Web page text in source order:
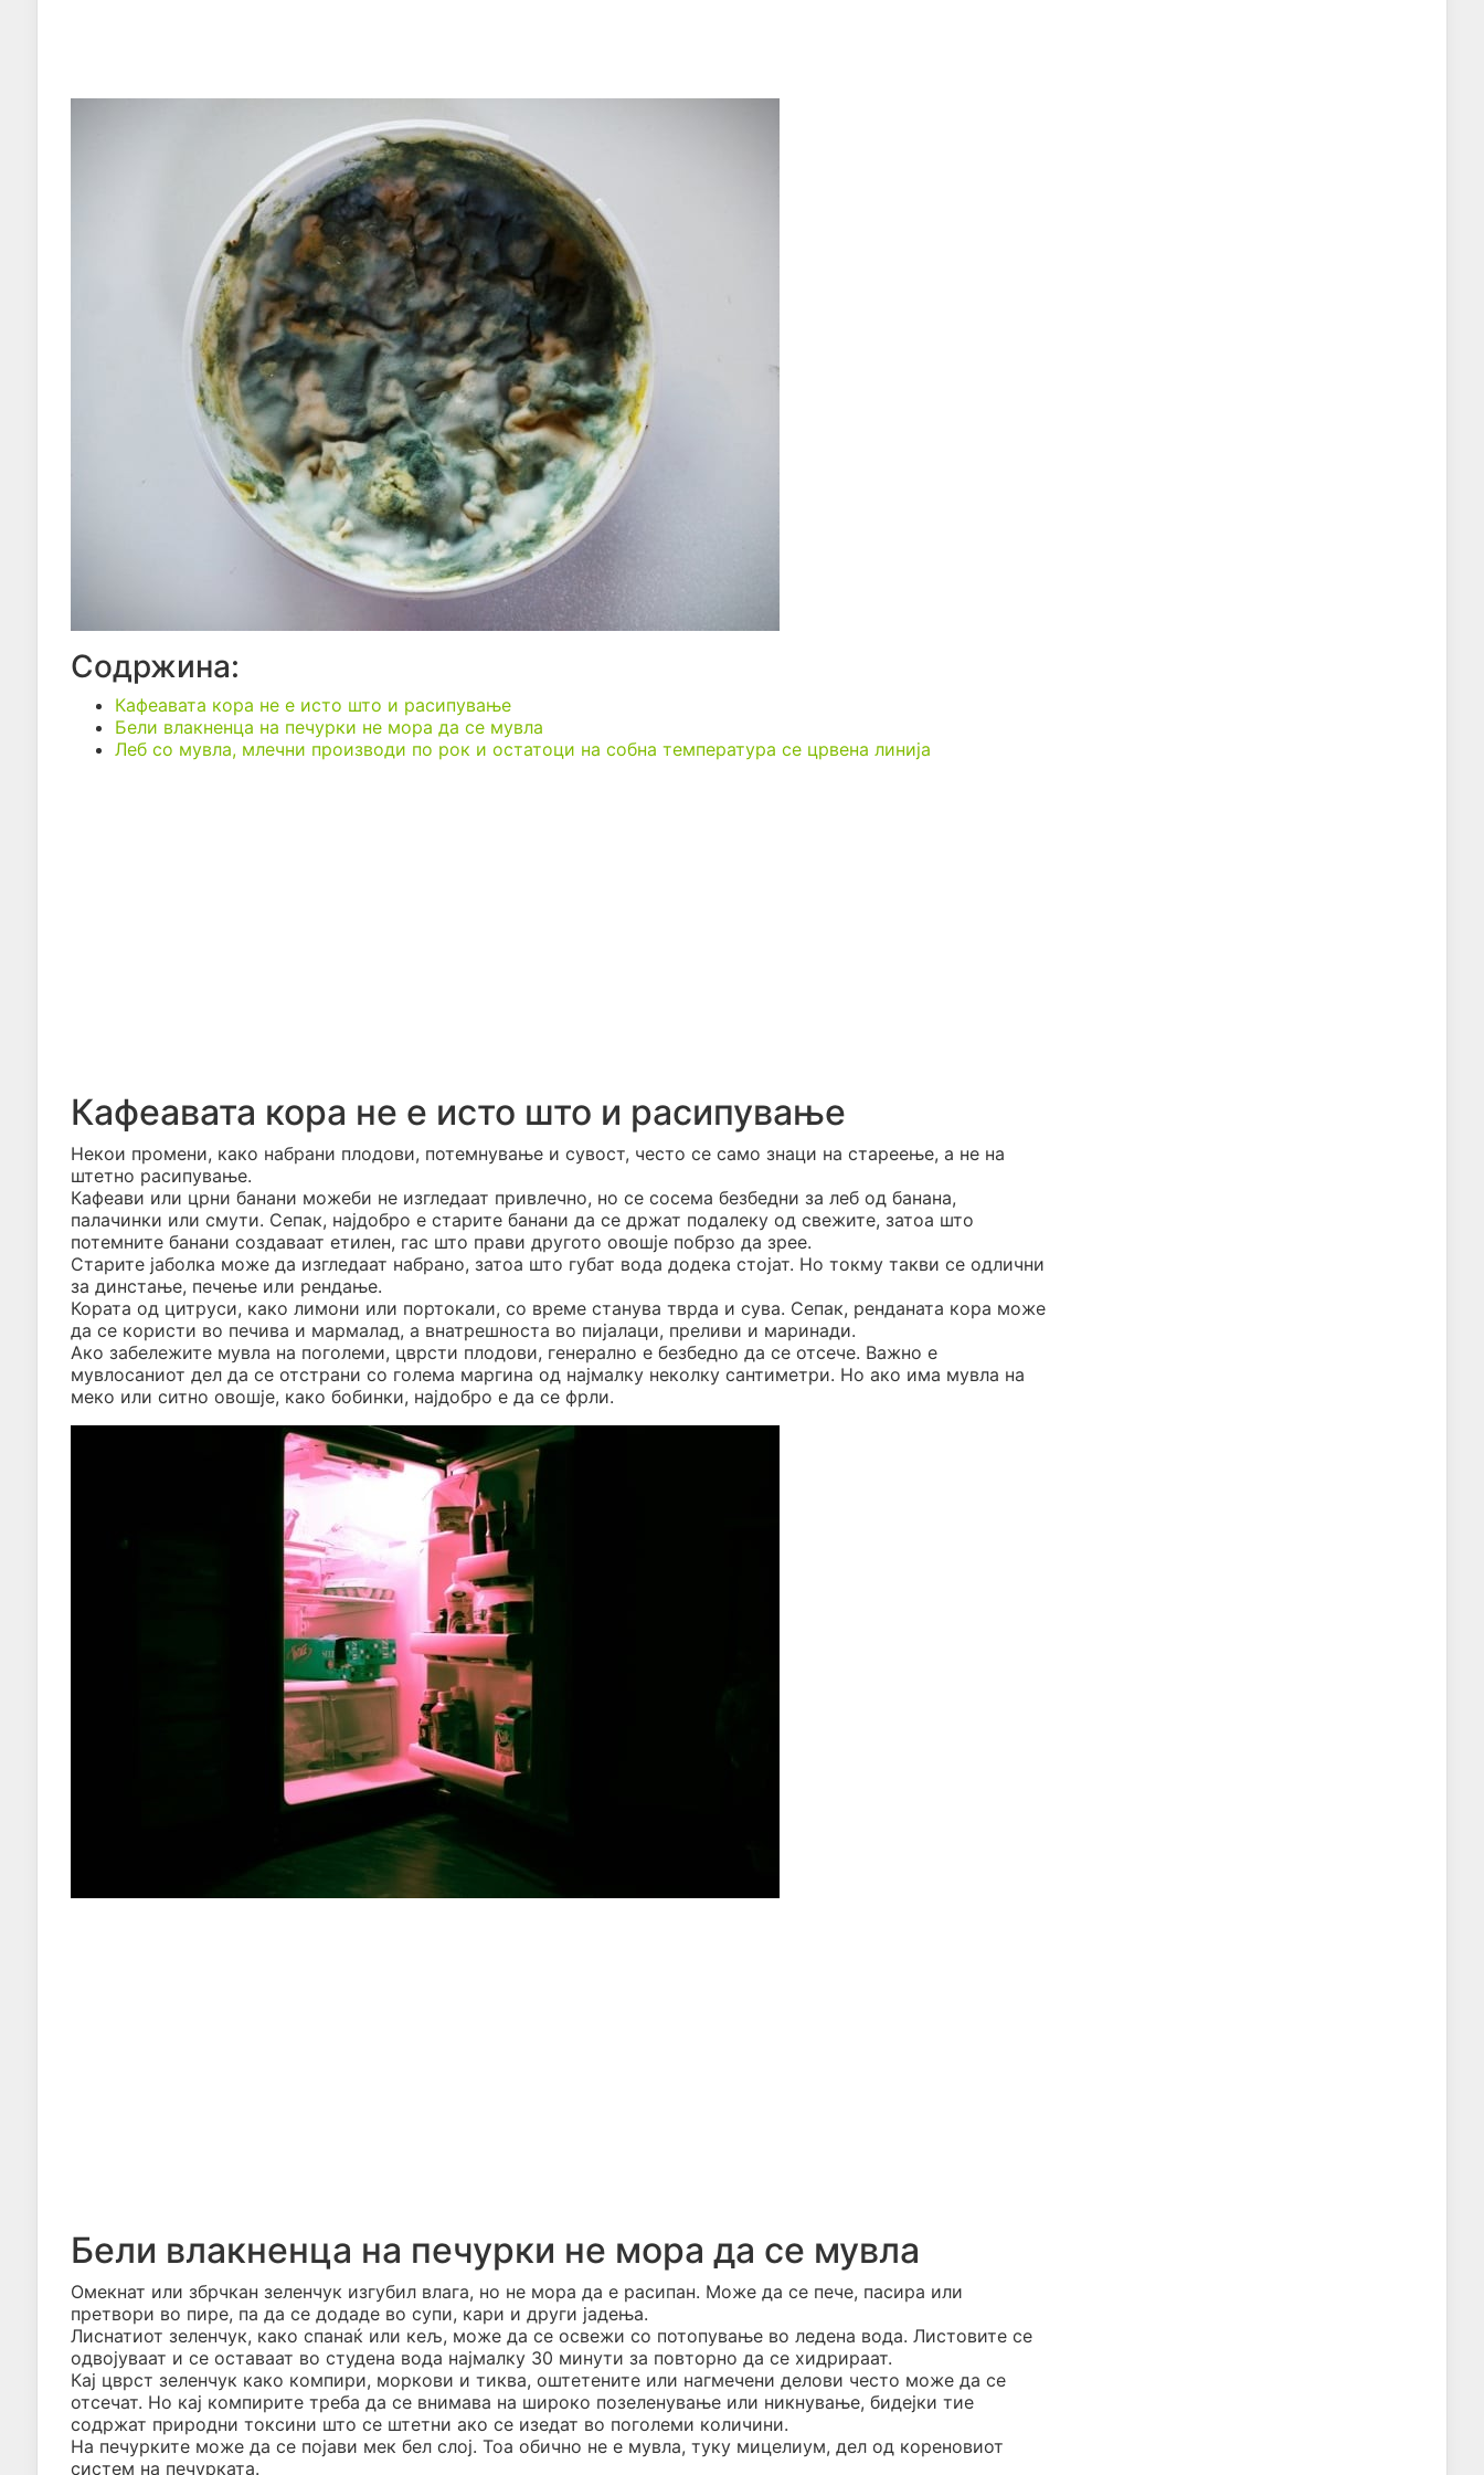
Содржина:
Кафеавата кора не е исто што и расипување
Бели влакненца на печурки не мора да се мувла
Леб со мувла, млечни производи по рок и остатоци на собна температура се црвена линија
Кафеавата кора не е исто што и расипување
Некои промени, како набрани плодови, потемнување и сувост, често се само знаци на стареење, а не на
штетно расипување.
Кафеави или црни банани можеби не изгледаат привлечно, но се сосема безбедни за леб од банана,
палачинки или смути. Сепак, најдобро е старите банани да се држат подалеку од свежите, затоа што
потемните банани создаваат етилен, гас што прави другото овошје побрзо да зрее.
Старите јаболка може да изгледаат набрано, затоа што губат вода додека стојат. Но токму такви се одлични
за динстање, печење или рендање.
Кората од цитруси, како лимони или портокали, со време станува тврда и сува. Сепак, ренданата кора може
да се користи во печива и мармалад, а внатрешноста во пијалаци, преливи и маринади.
Ако забележите мувла на поголеми, цврсти плодови, генерално е безбедно да се отсече. Важно е
мувлосаниот дел да се отстрани со голема маргина од најмалку неколку сантиметри. Но ако има мувла на
меко или ситно овошје, како бобинки, најдобро е да се фрли.
Бели влакненца на печурки не мора да се мувла
Омекнат или збрчкан зеленчук изгубил влага, но не мора да е расипан. Може да се пече, пасира или
претвори во пире, па да се додаде во супи, кари и други јадења.
Лиснатиот зеленчук, како спанаќ или кељ, може да се освежи со потопување во ледена вода. Листовите се
одвојуваат и се оставаат во студена вода најмалку 30 минути за повторно да се хидрираат.
Кај цврст зеленчук како компири, моркови и тиква, оштетените или нагмечени делови често може да се
отсечат. Но кај компирите треба да се внимава на широко позеленување или никнување, бидејки тие
содржат природни токсини што се штетни ако се изедат во поголеми количини.
На печурките може да се појави мек бел слој. Тоа обично не е мувла, туку мицелиум, дел од кореновиот
систем на печурката.